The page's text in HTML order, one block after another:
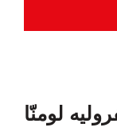
لومنّا